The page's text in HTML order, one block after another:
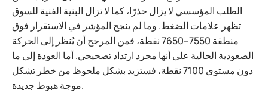
الطلب المؤسسي لا يزال حذرًا، كما لا تزال البنية الفنية للسوق
تظهر علامات الضغط. وما لم ينجح المؤشر في الاستقرار فوق
منطقة 7550–7650 نقطة، فمن المرجح أن يُنظر إلى الحركة
الصعودية الحالية على أنها مجرد ارتداد تصحيحي. أما العودة إلى ما
دون مستوى 7100 نقطة، فستزيد بشكل ملحوظ من خطر تشكل
موجة هبوط جديدة.